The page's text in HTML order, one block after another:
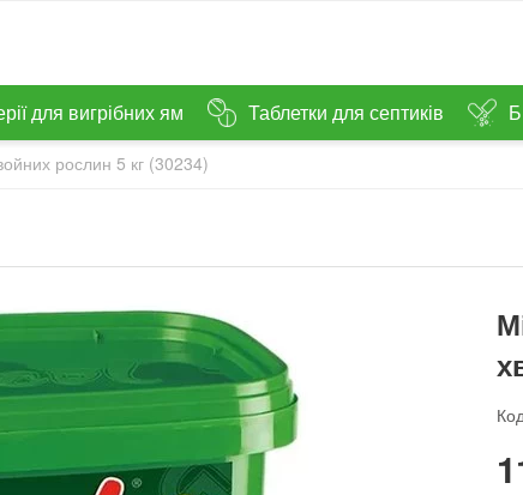
для вигрібних ям Таблетки для септиків
рослин 5 кг (30234)